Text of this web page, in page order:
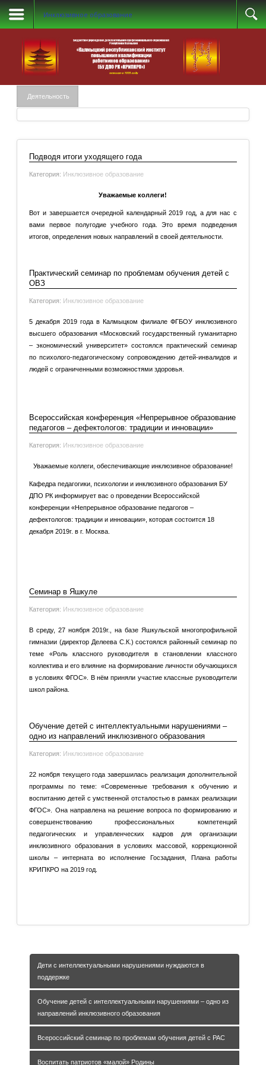
Инклюзивное образование
Деятельность
Подводя итоги уходящего года
Категория: Инклюзивное образование
Уважаемые коллеги!
Вот и завершается очередной календарный 2019 год, а для нас с
вами первое полугодие учебного года. Это время подведения
итогов, определения новых направлений в своей деятельности.
Практический семинар по проблемам обучения детей с
ОВЗ
Категория: Инклюзивное образование
5 декабря 2019 года в Калмыцком филиале ФГБОУ инклюзивного
высшего образования «Московский государственный гуманитарно
– экономический университет» состоялся практический семинар
по психолого-педагогическому сопровождению детей-инвалидов и
людей с ограниченными возможностями здоровья.
Всероссийская конференция «Непрерывное образование
педагогов – дефектологов: традиции и инновации»
Категория: Инклюзивное образование
Уважаемые коллеги, обеспечивающие инклюзивное образование!
Кафедра педагогики, психологии и инклюзивного образования БУ
ДПО РК информирует вас о проведении Всероссийской
конференции «Непрерывное образование педагогов –
дефектологов: традиции и инновации», которая состоится 18
декабря 2019г. в г. Москва.
Семинар в Яшкуле
Категория: Инклюзивное образование
В среду, 27 ноября 2019г., на базе Яшкульской многопрофильной
гимназии (директор Делеева С.К.) состоялся районный семинар по
теме «Роль классного руководителя в становлении классного
коллектива и его влияние на формирование личности обучающихся
в условиях ФГОС». В нём приняли участие классные руководители
школ района.
Обучение детей с интеллектуальными нарушениями –
одно из направлений инклюзивного образования
Категория: Инклюзивное образование
22 ноября текущего года завершилась реализация дополнительной
программы по теме: «Современные требования к обучению и
воспитанию детей с умственной отсталостью в рамках реализации
ФГОС». Она направлена на решение вопроса по формированию и
совершенствованию профессиональных компетенций
педагогических и управленческих кадров для организации
инклюзивного образования в условиях массовой, коррекционной
школы – интерната во исполнение Госзадания, Плана работы
КРИПКРО на 2019 год.
Дети с интеллектуальными нарушениями нуждаются в
поддержке
Обучение детей с интеллектуальными нарушениями – одно из
направлений инклюзивного образования
Всероссийский семинар по проблемам обучения детей с РАС
Воспитать патриотов «малой» Родины